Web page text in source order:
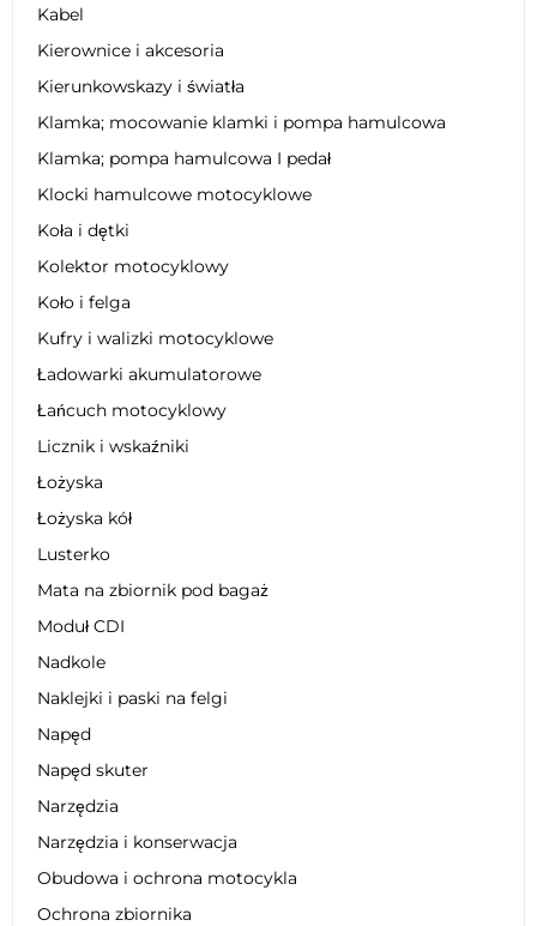
Kabel
Kierownice i akcesoria
Kierunkowskazy i światła
Klamka; mocowanie klamki i pompa hamulcowa
Klamka; pompa hamulcowa I pedał
Klocki hamulcowe motocyklowe
Koła i dętki
Kolektor motocyklowy
Koło i felga
Kufry i walizki motocyklowe
Ładowarki akumulatorowe
Łańcuch motocyklowy
Licznik i wskaźniki
Łożyska
Łożyska kół
Lusterko
Mata na zbiornik pod bagaż
Moduł CDI
Nadkole
Naklejki i paski na felgi
Napęd
Napęd skuter
Narzędzia
Narzędzia i konserwacja
Obudowa i ochrona motocykla
Ochrona zbiornika